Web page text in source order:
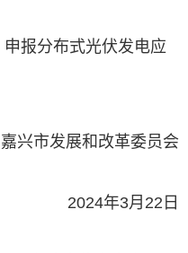
报分布式光伏发电应
嘉兴市发展和改革委员会
2024年3月22日